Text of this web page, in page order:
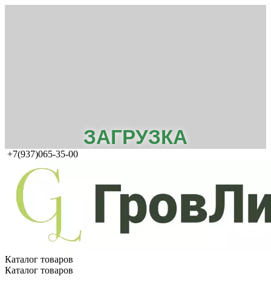
ЗАГРУЗКА
+7(937)065-35-00
Каталог товаров
Каталог товаров